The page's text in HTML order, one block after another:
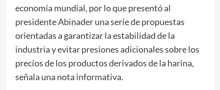
economía mundial, por lo que presentó al
presidente Abinader una serie de propuestas
orientadas a garantizar la estabilidad de la
industria y evitar presiones adicionales sobre los
precios de los productos derivados de la harina,
señala una nota informativa.